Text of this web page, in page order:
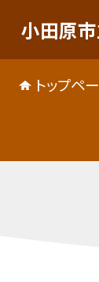
小田原
トップペ